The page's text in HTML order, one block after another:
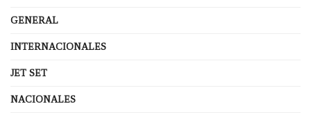
GENERAL
INTERNACIONALES
JET SET
NACIONALES